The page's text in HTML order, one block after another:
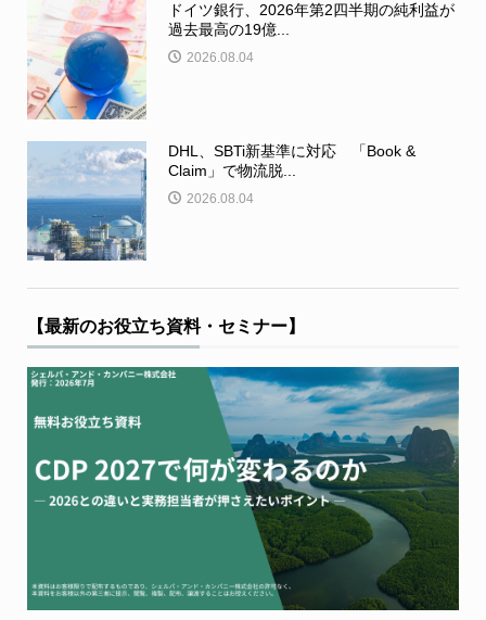
ドイツ銀行、2026年第2四半期の純利益が
過去最高の19億...
2026.08.04
DHL、SBTi新基準に対応 「Book &
Claim」で物流脱...
2026.08.04
【最新のお役立ち資料・セミナー】